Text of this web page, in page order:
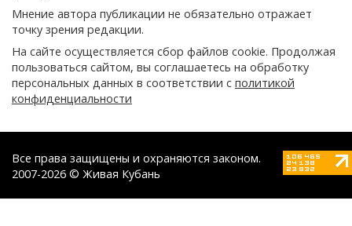
Мнение автора публикации не обязательно отражает
точку зрения редакции.
На сайте осуществляется сбор файлов cookie. Продолжая
пользоваться сайтом, вы соглашаетесь на обработку
персональных данных в соответствии с политикой
конфиденциальности
Все права защищены и охраняются законом.
2007-2026 © Живая Кубань